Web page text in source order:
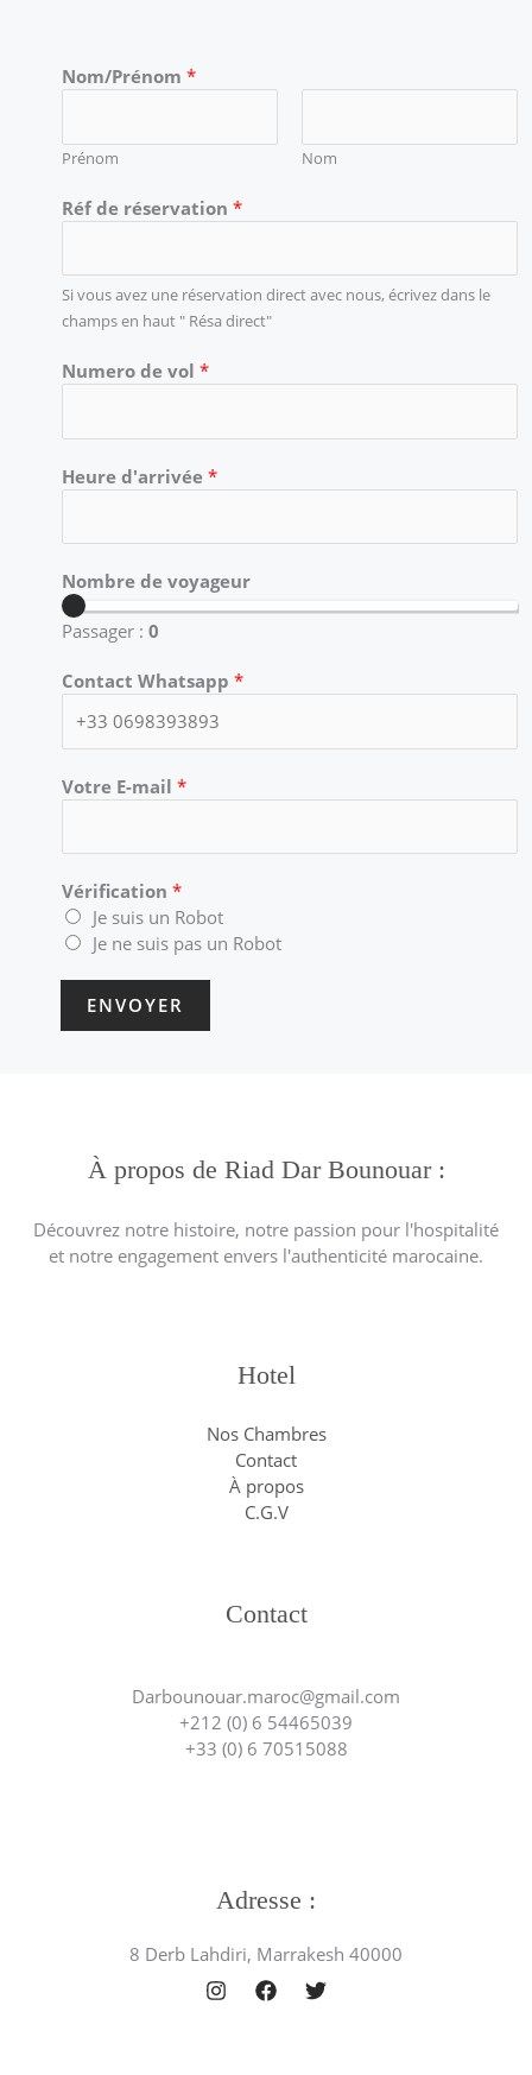
Nom/Prénom *
Prénom Nom
Réf de réservation *
Si vous avez une réservation direct avec nous, écrivez dans le
champs en haut " Résa direct"
Numero de vol *
Heure d'arrivée *
Nombre de voyageur
Passager : 0
Contact Whatsapp *
Votre E-mail *
Vérification *
Je suis un Robot
Je ne suis pas un Robot
ENVOYER
À propos de Riad Dar Bounouar :
Découvrez notre histoire, notre passion pour l'hospitalité
et notre engagement envers l'authenticité marocaine.
Hotel
Nos Chambres
Contact
À propos
C.G.V
Contact
Darbounouar.maroc@gmail.com
+212 (0) 6 54465039
+33 (0) 6 70515088
Adresse :
8 Derb Lahdiri, Marrakesh 40000